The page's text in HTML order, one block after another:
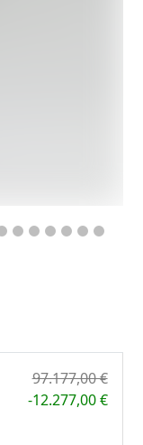
97.177,00 €
-12.277,00 €